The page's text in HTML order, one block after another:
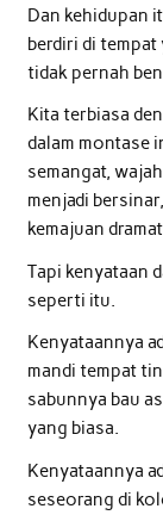
Dan kehidupan
berdiri di tempat
tidak pernah
Kita terbiasa
dalam montase
semangat,
menjadi
kemajuan
Tapi kenyataan
seperti itu.
Kenyataannya
mandi tempat
sabunnya bau
yang biasa.
Kenyataannya
seseorang di